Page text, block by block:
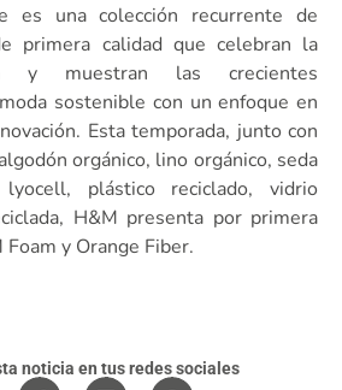
es una colección recurrente de
primera calidad que celebran la
y muestran las crecientes
sostenible con un enfoque en
Esta temporada, junto con
orgánico, lino orgánico, seda
lyocell, plástico reciclado, vidrio
H&M presenta por primera
y Orange Fiber.
noticia en tus redes sociales